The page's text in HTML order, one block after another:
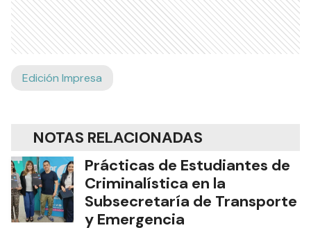
Edición Impresa
NOTAS RELACIONADAS
Prácticas de Estudiantes de
Criminalística en la
Subsecretaría de Transporte
y Emergencia